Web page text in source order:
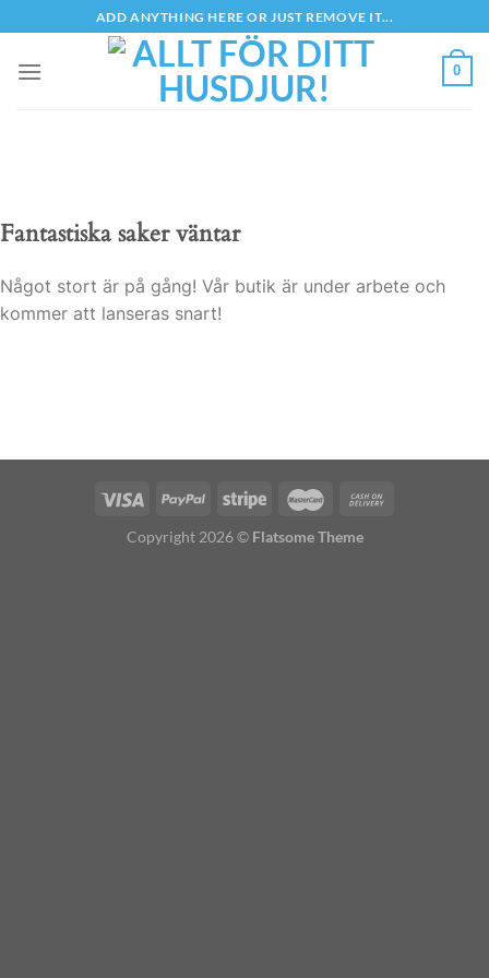
to
content
ADD ANYTHING HERE OR JUST REMOVE IT...
0
Fantastiska saker väntar
Något stort är på gång! Vår butik är under arbete och
kommer att lanseras snart!
Copyright 2026 © Flatsome Theme